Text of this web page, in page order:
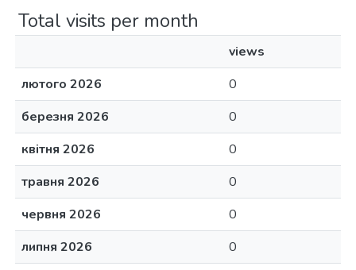
Total visits per month
views
лютого 2026
0
березня 2026
0
квітня 2026
0
травня 2026
0
червня 2026
0
липня 2026
0